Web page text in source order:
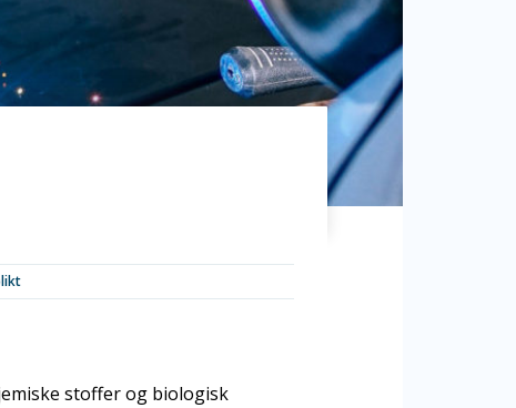
stoffer og biologisk